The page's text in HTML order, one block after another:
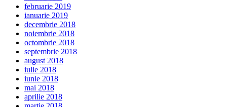
februarie 2019
ianuarie 2019
decembrie 2018
noiembrie 2018
octombrie 2018
septembrie 2018
august 2018
iulie 2018
iunie 2018
mai 2018
aprilie 2018